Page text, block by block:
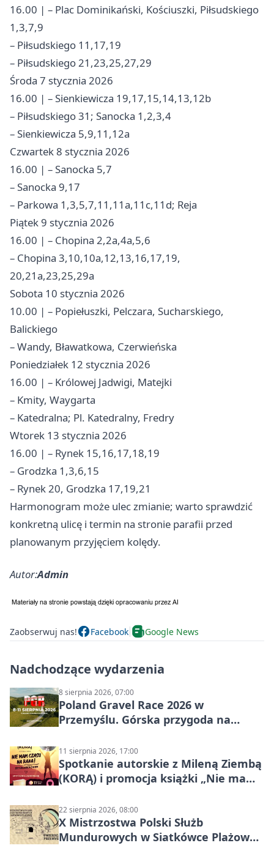
16.00 | – Plac Dominikański, Kościuszki, Piłsudskiego
1,3,7,9
– Piłsudskiego 11,17,19
– Piłsudskiego 21,23,25,27,29
Środa 7 stycznia 2026
16.00 | – Sienkiewicza 19,17,15,14,13,12b
– Piłsudskiego 31; Sanocka 1,2,3,4
– Sienkiewicza 5,9,11,12a
Czwartek 8 stycznia 2026
16.00 | – Sanocka 5,7
– Sanocka 9,17
– Parkowa 1,3,5,7,11,11a,11c,11d; Reja
Piątek 9 stycznia 2026
16.00 | – Chopina 2,2a,4a,5,6
– Chopina 3,10,10a,12,13,16,17,19,
20,21a,23,25,29a
Sobota 10 stycznia 2026
10.00 | – Popiełuszki, Pelczara, Sucharskiego,
Balickiego
– Wandy, Bławatkowa, Czerwieńska
Poniedziałek 12 stycznia 2026
16.00 | – Królowej Jadwigi, Matejki
– Kmity, Waygarta
– Katedralna; Pl. Katedralny, Fredry
Wtorek 13 stycznia 2026
16.00 | – Rynek 15,16,17,18,19
– Grodzka 1,3,6,15
– Rynek 20, Grodzka 17,19,21
Harmonogram może ulec zmianie; warto sprawdzić
konkretną ulicę i termin na stronie parafii przed
planowanym przyjęciem kolędy.
Autor:Admin
Zaobserwuj nas! Facebook Google News
Nadchodzące wydarzenia
8 sierpnia 2026, 07:00
Poland Gravel Race 2026 w
Przemyślu. Górska przygoda na
11 sierpnia 2026, 17:00
Spotkanie autorskie z Mileną Ziembą
(KORĄ) i promocja książki „Nie mam
22 sierpnia 2026, 08:00
X Mistrzostwa Polski Służb
Mundurowych w Siatkówce Plażowej